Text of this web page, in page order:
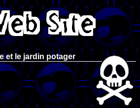
et le jardin potager